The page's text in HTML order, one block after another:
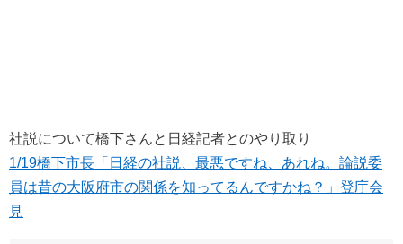
社説について橋下さんと日経記者とのやり取り
1/19橋下市長「日経の社説、最悪ですね、あれね。論説委
員は昔の大阪府市の関係を知ってるんですかね？」登庁会
見